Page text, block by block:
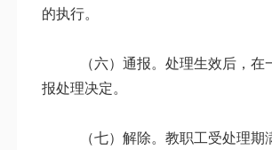
的执行。
（六）通报。处理生效后，在
报处理决定。
（七）解除。教职工受处理期